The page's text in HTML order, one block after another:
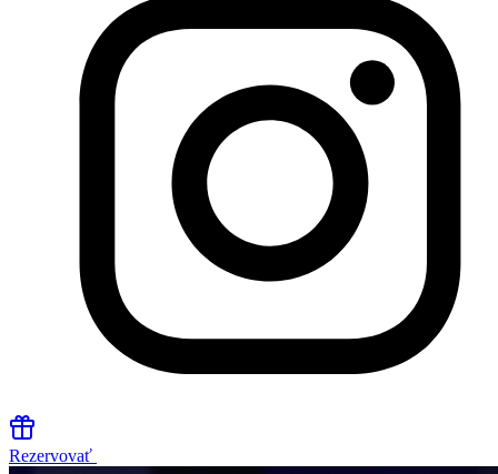
Rezervovať